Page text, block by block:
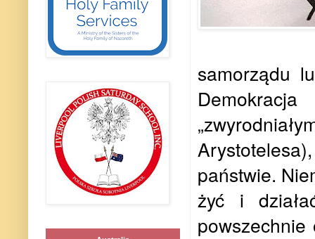
samorządu
państwie.
żyć i